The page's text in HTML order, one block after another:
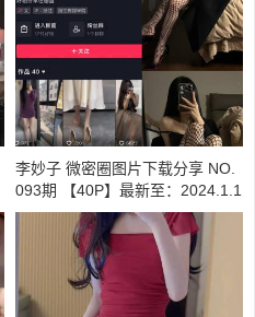
李妙子 微密圈图片下载分享 NO.
093期 【40P】最新至：2024.1.1
6